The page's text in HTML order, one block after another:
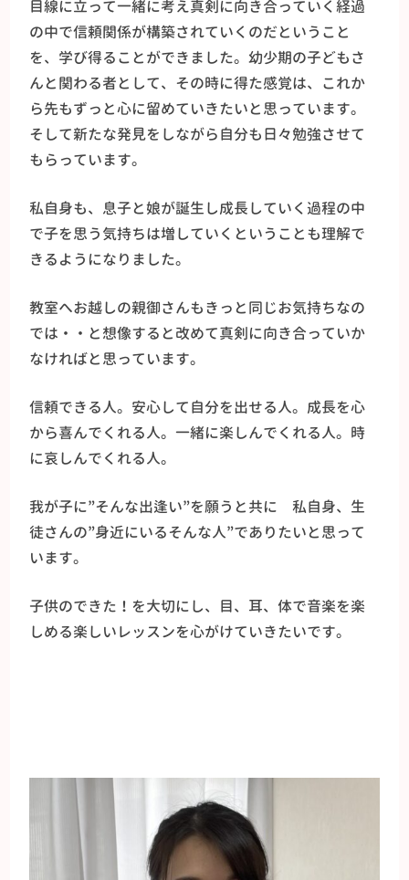
目線に立って一緒に考え真剣に向き合っていく経過
の中で信頼関係が構築されていくのだということ
を、学び得ることができました。幼少期の子どもさ
んと関わる者として、その時に得た感覚は、これか
ら先もずっと心に留めていきたいと思っています。
そして新たな発見をしながら自分も日々勉強させて
もらっています。
私自身も、息子と娘が誕生し成長していく過程の中
で子を思う気持ちは増していくということも理解で
きるようになりました。
教室へお越しの親御さんもきっと同じお気持ちなの
では・・と想像すると改めて真剣に向き合っていか
なければと思っています。
信頼できる人。安心して自分を出せる人。成長を心
から喜んでくれる人。一緒に楽しんでくれる人。時
に哀しんでくれる人。
我が子に”そんな出逢い”を願うと共に 私自身、生
徒さんの”身近にいるそんな人”でありたいと思って
います。
子供のできた！を大切にし、目、耳、体で音楽を楽
しめる楽しいレッスンを心がけていきたいです。